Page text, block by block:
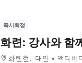
즉시확정
화련: 강사와 함
화롄현 대만 액티비